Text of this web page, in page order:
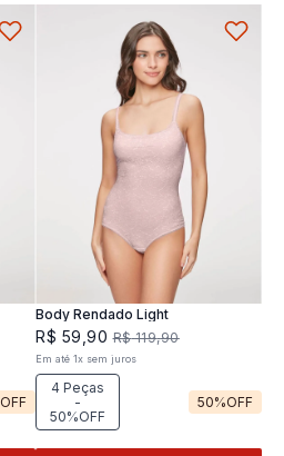
OFF
Body Rendado Light
R$ 59 ,90 R$ 119,90
Em até 1x sem juros
4 Peças
-
50%OFF
50%OFF